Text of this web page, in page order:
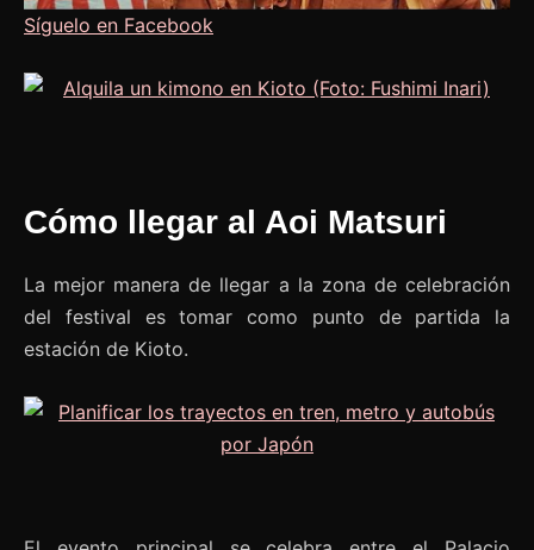
Síguelo en Facebook
Cómo llegar al Aoi Matsuri
La mejor manera de llegar a la zona de celebración
del festival es tomar como punto de partida la
estación de Kioto.